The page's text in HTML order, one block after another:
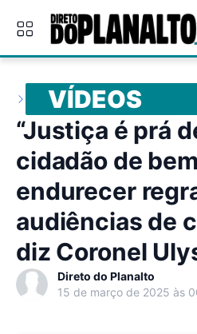
VÍDEOS
“Justiça é prá
cidadão de
endurecer
audiências de
diz Coronel
Direto do Planalto
15 de março de 2025 às